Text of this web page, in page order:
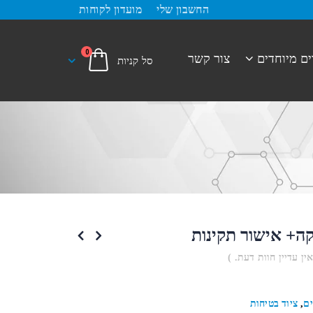
החשבון שלי מועדון לקוחות
מיוחדים צור קשר 0
אישור תקינות
עדיין חוות דעת. )
, ציוד בטיחות